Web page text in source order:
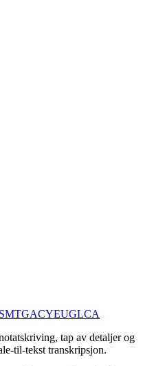
MTGACYEUGLCA
tap av detaljer og
til-tekst transkripsjon.